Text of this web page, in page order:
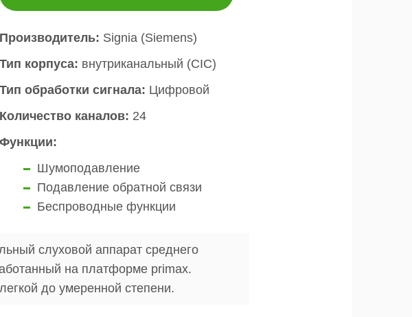
Производитель: Signia (Siemens)
Тип корпуса: внутриканальный (CIC)
Тип обработки сигнала: Цифровой
Количество каналов: 24
Функции:
Шумоподавление
Подавление обратной связи
Беспроводные функции
слуховой аппарат среднего
на платформе primax.
до умеренной степени.